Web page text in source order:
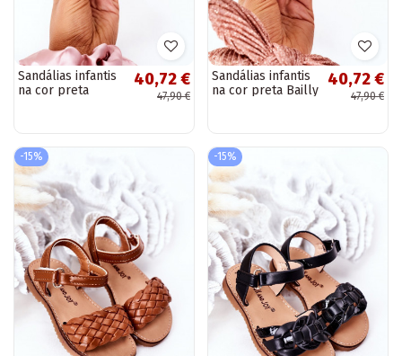
Sandálias infantis
na cor preta
40,72 €
47,90 €
Sandálias infantis
na cor preta Bailly
40,72 €
47,90 €
-15% -15%